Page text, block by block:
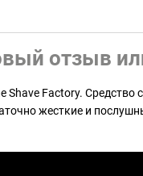
отзыв
Shave Factory.
жесткие и